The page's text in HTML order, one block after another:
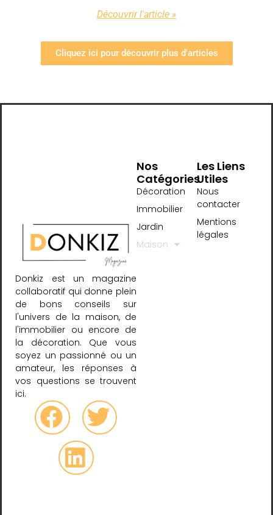
Découvrir l'article »
Cliquez ici pour découvrir plus d'articles
Donkiz est un magazine
collaboratif qui donne plein
de bons conseils sur
l'univers de la maison, de
l'immobilier ou encore de
la décoration. Que vous
soyez un passionné ou un
amateur, les réponses à
vos questions se trouvent
ici.
Les Liens
Utiles
Nous
contacter
Mentions
légales
Nos
Catégories
Décoration
Immobilier
Jardin
Maison